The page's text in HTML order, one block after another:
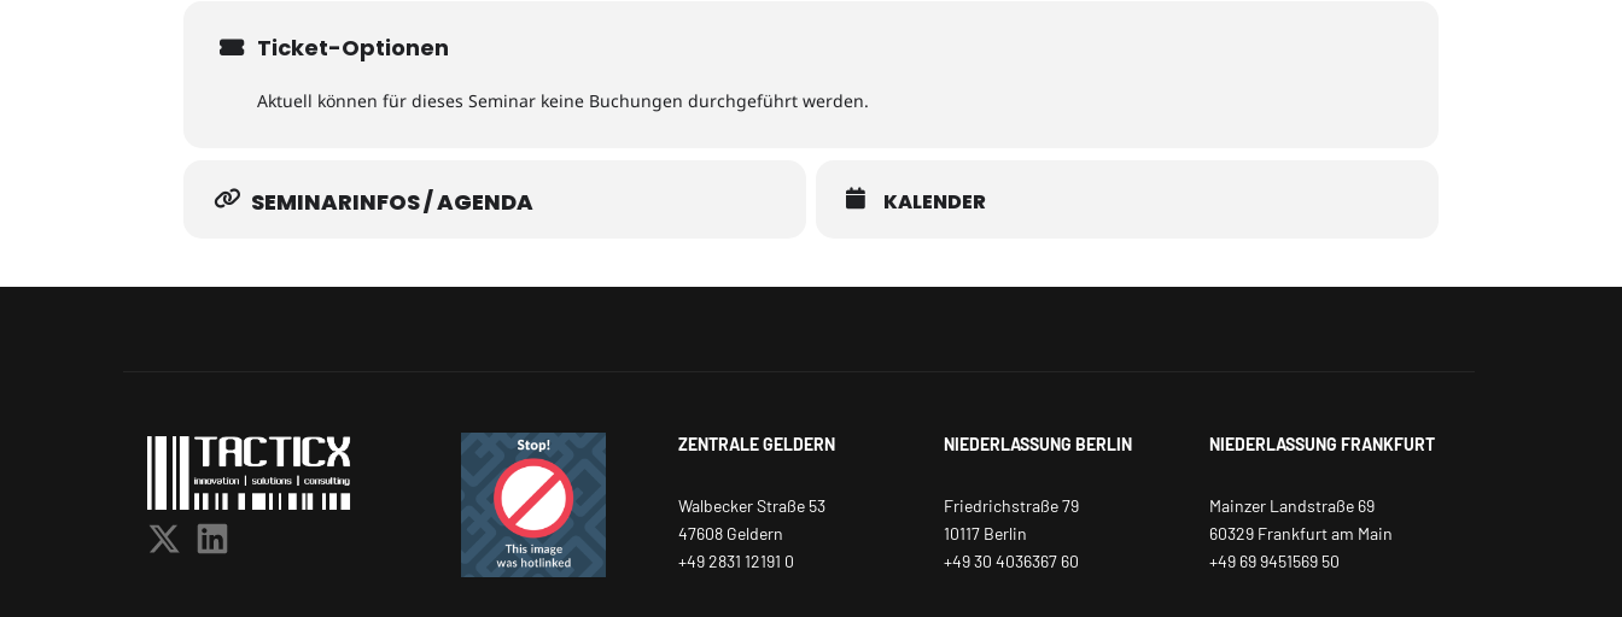
Ticket-Optionen
Aktuell können für dieses Seminar keine Buchungen durchgeführt werden.
SEMINARINFOS / AGENDA KALENDER
ZENTRALE GELDERN
Walbecker Straße 53
47608 Geldern
+49 2831 12191 0
NIEDERLASSUNG BERLIN
Friedrichstraße 79
10117 Berlin
+49 30 4036367 60
NIEDERLASSUNG FRANKFURT
Mainzer Landstraße 69
60329 Frankfurt am Main
+49 69 9451569 50